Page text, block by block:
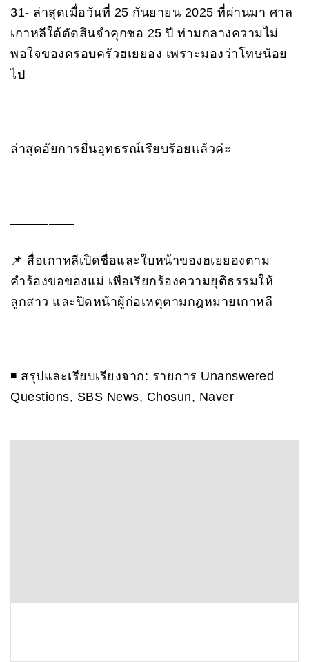
31- ล่าสุดเมื่อวันที่ 25 กันยายน 2025 ที่ผ่านมา ศาล
เกาหลีใต้ตัดสินจำคุกซอ 25 ปี ท่ามกลางความไม่
พอใจของครอบครัวฮเยยอง เพราะมองว่าโทษน้อย
ไป
ล่าสุดอัยการยื่นอุทธรณ์เรียบร้อยแล้วค่ะ
—————
📌 สื่อเกาหลีเปิดชื่อและใบหน้าของฮเยยองตาม
คำร้องขอของแม่ เพื่อเรียกร้องความยุติธรรมให้
ลูกสาว และปิดหน้าผู้ก่อเหตุตามกฎหมายเกาหลี
◾️ สรุปและเรียบเรียงจาก: รายการ Unanswered
Questions, SBS News, Chosun, Naver